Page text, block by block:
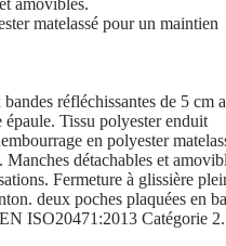
amovibles.
matelassé pour un maintien
réfléchissantes de 5 cm
épaule. Tissu polyester enduit
en polyester
Manches détachables et
Fermeture à glissière
deux poches plaquées en
ISO20471:2013 Catégorie 2.